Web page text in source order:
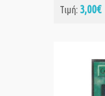
Τιμή: 3,00€